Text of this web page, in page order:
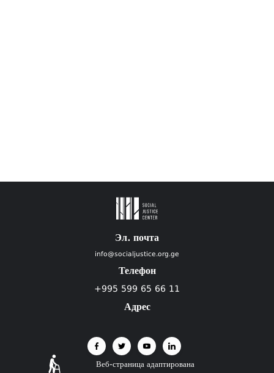
Эл. почта
info@socialjustice.org.ge
Телефон
+995 599 65 66 11
Адрес
Веб-страница адаптирована